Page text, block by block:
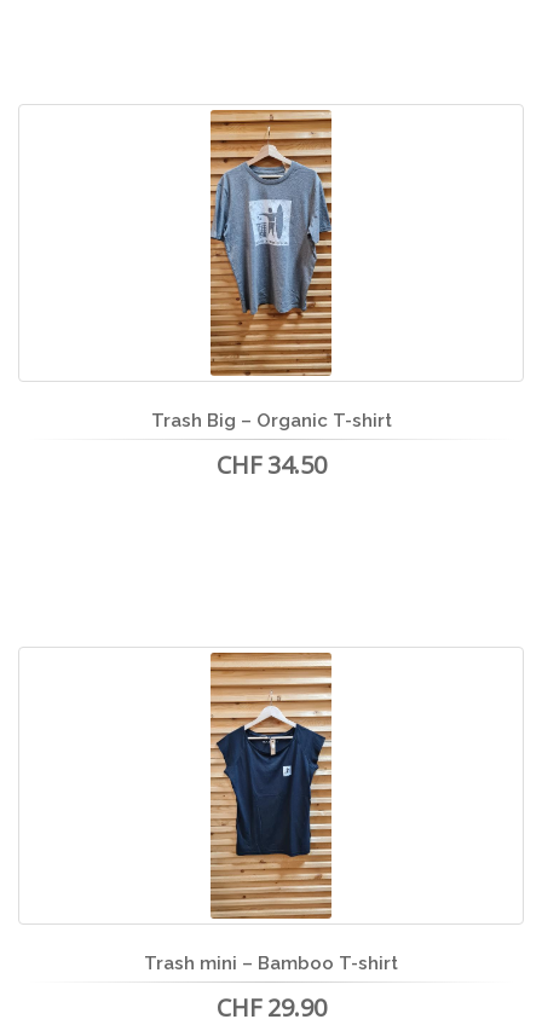
Trash Big – Organic T-shirt
CHF 34.50
Trash mini – Bamboo T-shirt
CHF 29.90